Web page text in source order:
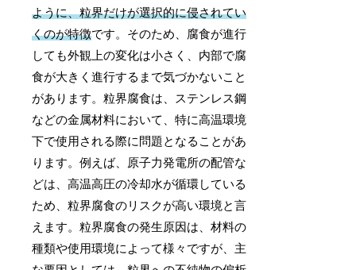
ように、粒界だけが選択的に侵されてい
くのが特徴です。そのため、腐食が進行
しても外観上の変化は小さく、内部で腐
食が大きく進行するまで気づかないこと
があります。粒界腐食は、ステンレス鋼
などの金属材料において、特に高温環境
下で使用される際に問題となることがあ
ります。例えば、原子力発電所の配管な
どは、高温高圧の冷却水が循環している
ため、粒界腐食のリスクが高い環境と言
えます。粒界腐食の発生原因は、材料の
種類や使用環境によって様々ですが、主